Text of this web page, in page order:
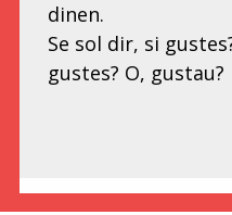
dinen.
Se sol dir, si
gustes? O, gustau?